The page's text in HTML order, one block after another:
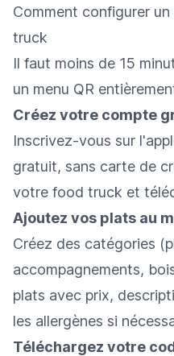
Comment configurer
truck
Il faut moins de 15
un menu QR
Créez votre compte
Inscrivez-vous sur
gratuit, sans carte de
votre food truck et
Ajoutez vos plats au
Créez des catégories
accompagnements,
plats avec prix,
les allergènes si
Téléchargez votre